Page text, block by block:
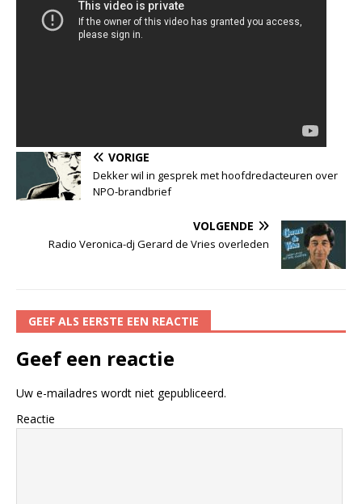
VORIGE
Dekker wil in gesprek met hoofdredacteuren over
NPO-brandbrief
VOLGENDE
Radio Veronica-dj Gerard de Vries overleden
GEEF ALS EERSTE EEN REACTIE
Geef een reactie
Uw e-mailadres wordt niet gepubliceerd.
Reactie